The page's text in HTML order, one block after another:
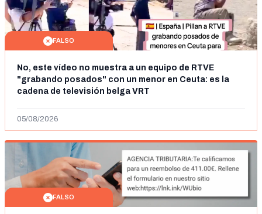
FALSO
No, este vídeo no muestra a un equipo de RTVE
"grabando posados" con un menor en Ceuta: es la
cadena de televisión belga VRT
05/08/2026
FALSO